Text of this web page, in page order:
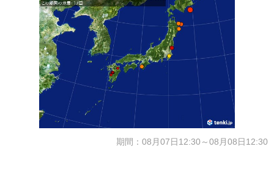
期間：08月07日12:30～08月08日12:30